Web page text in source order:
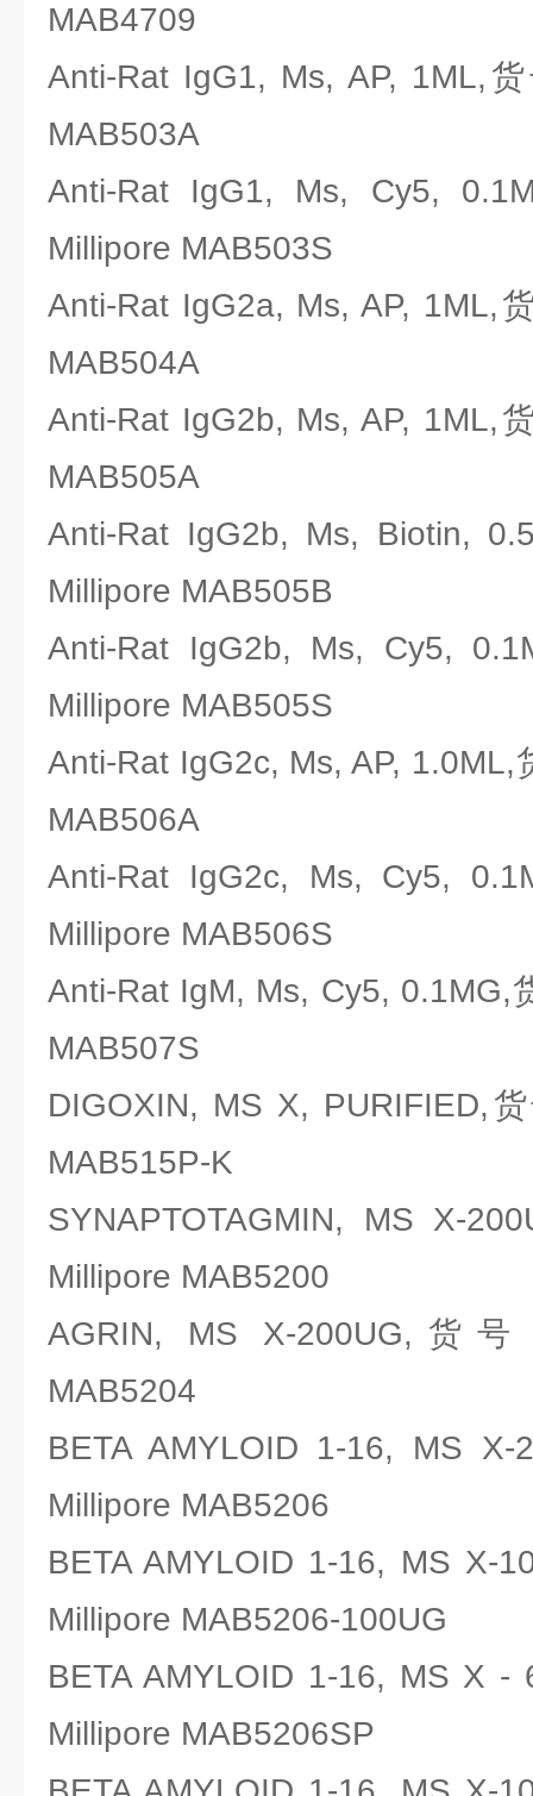
MAB4709
Anti-Rat IgG1, Ms, AP, 1ML,
MAB503A
Anti-Rat IgG1, Ms, Cy5,
Millipore MAB503S
Anti-Rat IgG2a, Ms, AP, 1ML,
MAB504A
Anti-Rat IgG2b, Ms, AP, 1ML,
MAB505A
Anti-Rat IgG2b, Ms, Biotin,
Millipore MAB505B
Anti-Rat IgG2b, Ms, Cy5,
Millipore MAB505S
Anti-Rat IgG2c, Ms, AP, 1.0ML,
MAB506A
Anti-Rat IgG2c, Ms, Cy5,
Millipore MAB506S
Anti-Rat IgM, Ms, Cy5, 0.1MG,
MAB507S
DIGOXIN, MS X, PURIFIED,
MAB515P-K
SYNAPTOTAGMIN, MS X-
Millipore MAB5200
AGRIN, MS X-200UG,货
MAB5204
BETA AMYLOID 1-16, MS
Millipore MAB5206
BETA AMYLOID 1-16, MS X-
Millipore MAB5206-100UG
BETA AMYLOID 1-16, MS X
Millipore MAB5206SP